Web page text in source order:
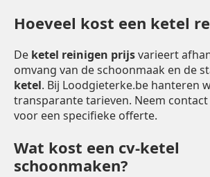
Hoeveel kost een ketel
De ketel reinigen prijsvarieert
omvang van de schoonmaak en de
ketel. Bij Loodgieterke.be hanteren
transparante tarieven. Neem
voor een specifieke offerte.
Wat kost een cv-ketel
schoonmaken?